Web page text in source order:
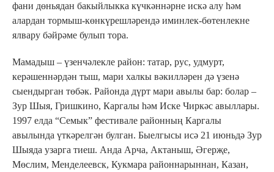
фани дөньядан бакыйлыкка күчкәннәрне искә алу һәм
алардан тормыш-көнкүрешләрендә иминлек-бөтенлекне
ялвару бәйрәме булып тора.
Мамадыш – үзенчәлекле район: татар, рус, удмурт,
керәшеннәрдән тыш, мари халкы вәкилләрен дә үзенә
сыендырган төбәк. Районда дүрт мари авылы бар: болар –
Зур Шыя, Гришкино, Каргалы һәм Иске Чиркәс авыллары.
1997 елда “Семык” фестивале районның Каргалы
авылында үткәрелгән булган. Быелгысы исә 21 июньдә Зур
Шыяда узарга тиеш. Анда Арча, Актаныш, Әгерҗе,
Мөслим, Менделеевск, Кукмара районнарыннан, Казан,